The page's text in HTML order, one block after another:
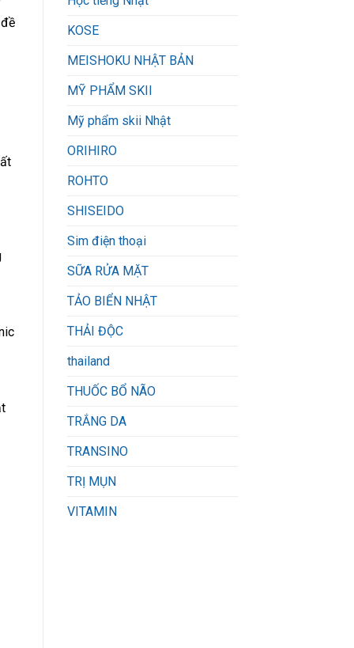
KOSE
MEISHOKU NHẬT BẢN
MỸ PHẨM SKII
Mỹ phẩm skii Nhật
ORIHIRO
ROHTO
SHISEIDO
Sim điện thoại
SỮA RỬA MẶT
TẢO BIỂN NHẬT
THẢI ĐỘC
thailand
THUỐC BỔ NÃO
TRẮNG DA
TRANSINO
TRỊ MỤN
VITAMIN